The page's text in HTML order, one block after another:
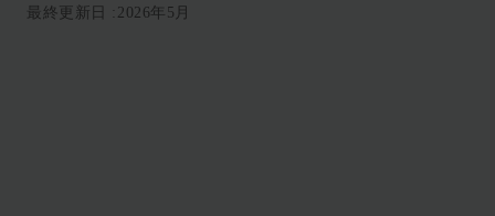
最終更新日 :2026年5月